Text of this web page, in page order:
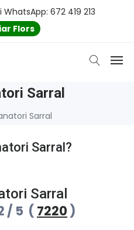
672 419 213
Flors
Sarral
Sarral
Sarral?
Sarral
/ 5 ( 7220 )